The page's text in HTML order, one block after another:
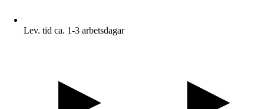
Lev. tid ca. 1-3 arbetsdagar